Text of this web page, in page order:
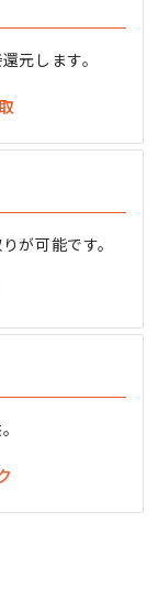
元します。
が可能です。